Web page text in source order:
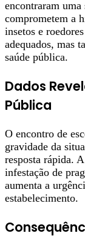
encontraram
comprometem a
insetos e
adequados, mas
saúde pública.
Dados
Pública
O encontro de
gravidade da
resposta rápida.
infestação de
aumenta a
estabelecimento.